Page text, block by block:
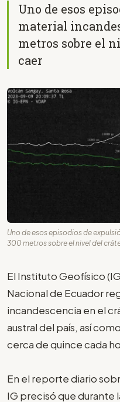
Uno de esos
material
metros sobre el
caer
Uno de esos episodios de
300 metros sobre el nivel del
El Instituto Geofísico
Nacional de Ecuador
incandescencia en el
austral del país, así
cerca de quince cada
En el reporte diario
IG precisó que durante